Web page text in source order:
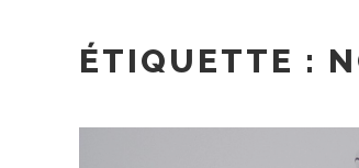
ÉTIQUETTE :